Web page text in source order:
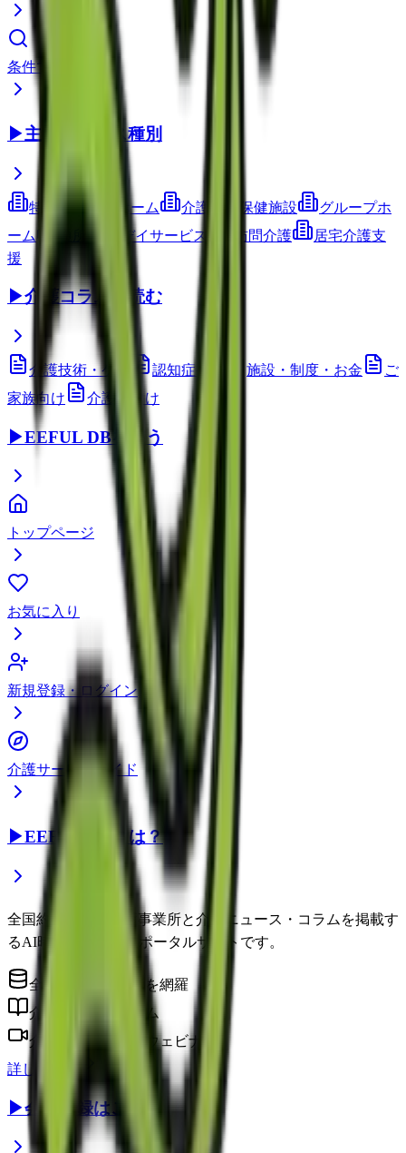
条件で検索
▶主要サービス種別
特別養護老人ホーム 介護老人保健施設
グループホ
ーム
通所介護(デイサービス) 訪問介護
居宅介護支
援
▶介護コラムを読む
介護技術・ケア 認知症ケア 施設・制度・お金
ご
家族向け
介護職向け
▶EEFUL DBを使う
トップページ
お気に入り
新規登録・ログイン
介護サービスガイド
▶EEFUL DBとは？
全国約22万件の介護事業所と介護ニュース・コラムを掲載す
るAI時代の介護情報ポータルサイトです。
全国の介護事業所を網羅
介護に役立つコラム
介護のプロによるウェビナー
詳しく見る
▶会員登録はこちら